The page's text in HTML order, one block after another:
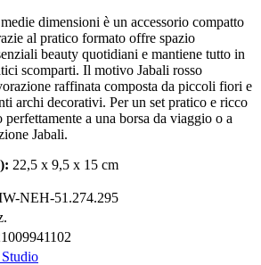
dimensioni è un accessorio compatto
al pratico formato offre spazio
beauty quotidiani e mantiene tutto in
scomparti. Il motivo Jabali rosso
raffinata composta da piccoli fiori e
archi decorativi. Per un set pratico e ricco
a una borsa da viaggio o a
Jabali.
22,5 x 9,5 x 15 cm
NEH-51.274.295